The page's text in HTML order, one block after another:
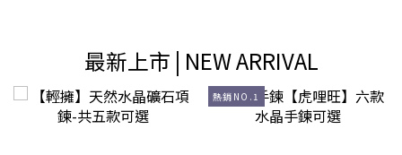
最新上市 | NEW ARRIVAL
熱銷NO.1